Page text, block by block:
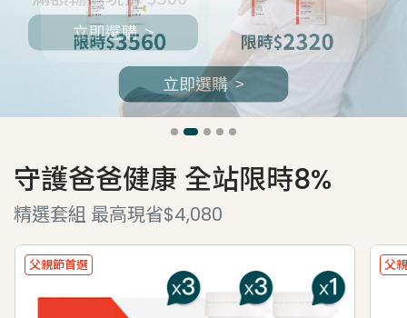
守護爸爸健康 全站限時8%
精選套組 最高現省$4,080
父親節首選 父